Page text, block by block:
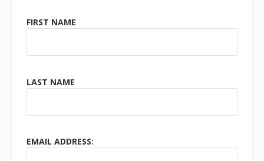
FIRST NAME
LAST NAME
EMAIL ADDRESS: